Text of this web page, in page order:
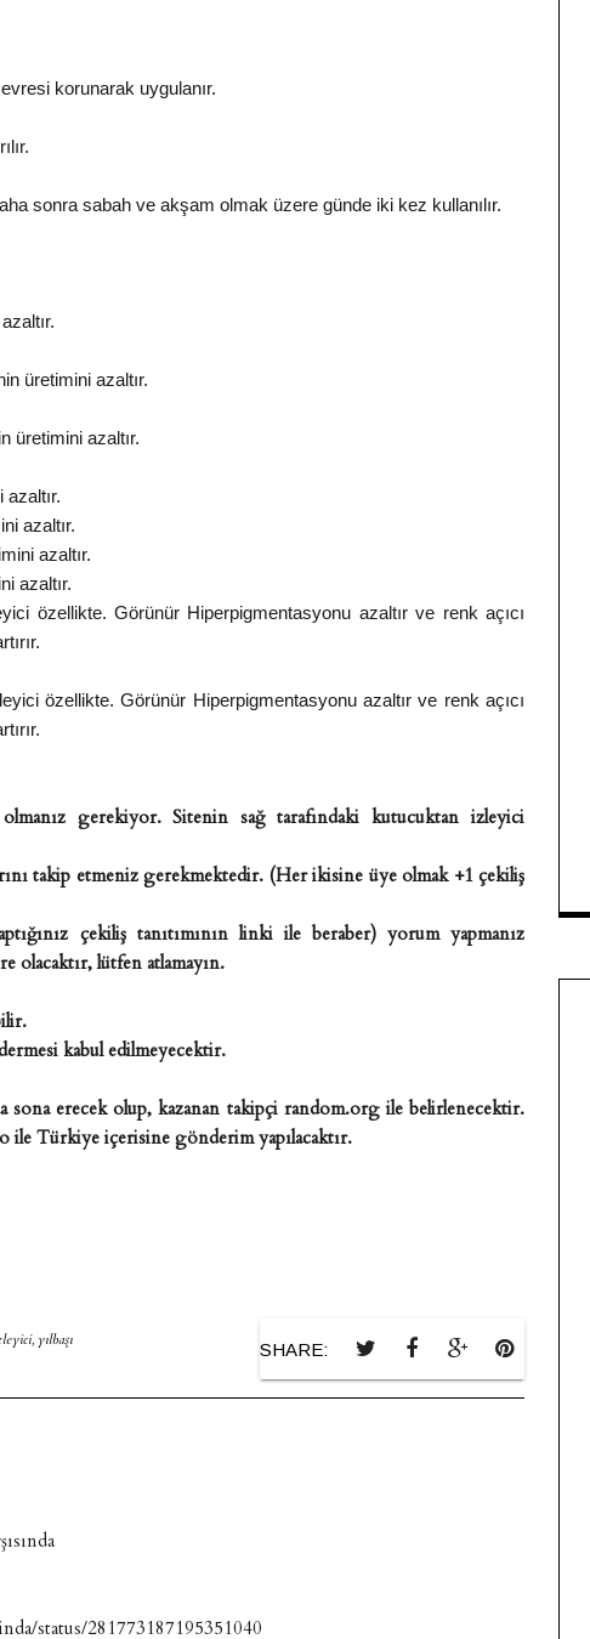
korunarak uygulanır.
sonra sabah ve akşam olmak üzere günde iki kez kullanılır.
üretimini azaltır.
üretimini azaltır.
azaltır.
azaltır.
azaltır.
azaltır.
özellikte. Görünür Hiperpigmentasyonu azaltır ve renk açıcı
özellikte. Görünür Hiperpigmentasyonu azaltır ve renk açıcı
gerekiyor. Sitenin sağ tarafındaki kutucuktan izleyici
takip etmeniz gerekmektedir. (Her ikisine üye olmak +1 çekiliş
çekiliş tanıtımının linki ile beraber) yorum yapmanız
olacaktır, lütfen atlamayın.
kabul edilmeyecektir.
sona erecek olup, kazanan takipçi random.org ile belirlenecektir.
Türkiye içerisine gönderim yapılacaktır.
,yılbaşı SHARE:
status/281773187195351040